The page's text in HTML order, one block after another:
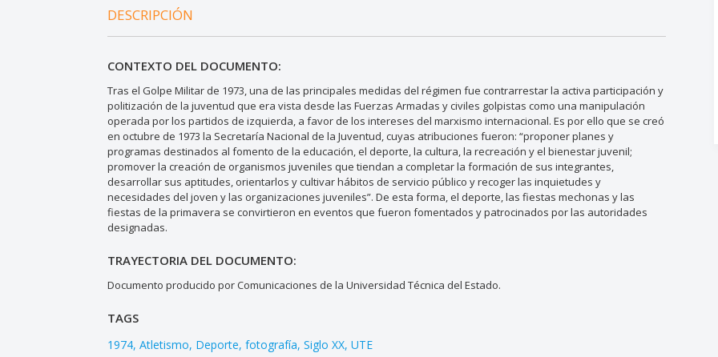
DESCRIPCIÓN
CONTEXTO DEL DOCUMENTO:
Tras el Golpe Militar de 1973, una de las principales medidas del régimen fue contrarrestar la activa participación y
politización de la juventud que era vista desde las Fuerzas Armadas y civiles golpistas como una manipulación
operada por los partidos de izquierda, a favor de los intereses del marxismo internacional. Es por ello que se creó
en octubre de 1973 la Secretaría Nacional de la Juventud, cuyas atribuciones fueron: “proponer planes y
programas destinados al fomento de la educación, el deporte, la cultura, la recreación y el bienestar juvenil;
promover la creación de organismos juveniles que tiendan a completar la formación de sus integrantes,
desarrollar sus aptitudes, orientarlos y cultivar hábitos de servicio público y recoger las inquietudes y
necesidades del joven y las organizaciones juveniles”. De esta forma, el deporte, las fiestas mechonas y las
fiestas de la primavera se convirtieron en eventos que fueron fomentados y patrocinados por las autoridades
designadas.
TRAYECTORIA DEL DOCUMENTO:
Documento producido por Comunicaciones de la Universidad Técnica del Estado.
TAGS
1974 Atletismo Deporte fotografía Siglo XX UTE